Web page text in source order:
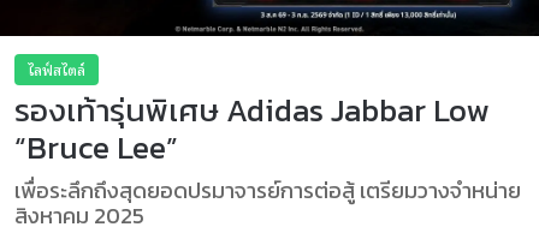
ไลฟ์สไตล์
รองเท้ารุ่นพิเศษ Adidas Jabbar Low
“Bruce Lee”
เพื่อระลึกถึงสุดยอดปรมาจารย์การต่อสู้ เตรียมวางจำหน่าย
สิงหาคม 2025